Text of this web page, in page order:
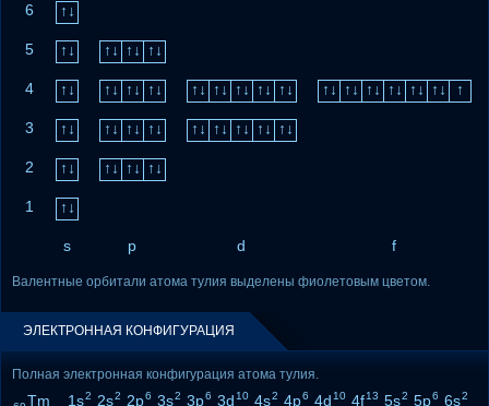
6 ↑↓
5 ↑↓ ↑↓ ↑↓ ↑↓
4 ↑↓ ↑↓ ↑↓ ↑↓ ↑↓ ↑↓ ↑↓ ↑↓ ↑↓ ↑↓ ↑↓ ↑↓ ↑↓ ↑↓ ↑↓ ↑
3 ↑↓ ↑↓ ↑↓ ↑↓ ↑↓ ↑↓ ↑↓ ↑↓ ↑↓
2 ↑↓ ↑↓ ↑↓ ↑↓
1 ↑↓
s p d f
Валентные орбитали атома тулия выделены фиолетовым цветом.
ЭЛЕКТРОННАЯ КОНФИГУРАЦИЯ
Полная электронная конфигурация атома тулия.
Tm 1s2 2s2 2p6 3s2 3p6 3d10 4s2 4p6 4d10 4f13 5s2 5p6 6s2